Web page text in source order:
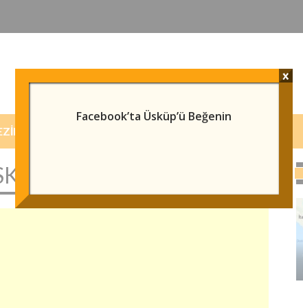
GÖRÜLECEK YERLER
Facebook’ta Üsküp’ü Beğenin
x